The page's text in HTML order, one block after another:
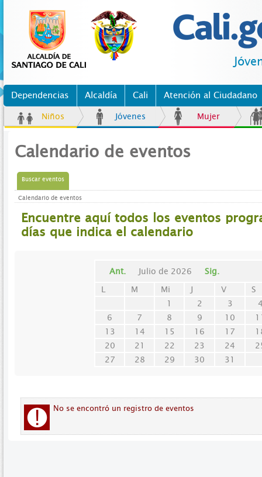
Dependencias Alcaldía Cali Atención al Ciudadano
Niños Jóvenes Mujer
Calendario de eventos
Buscar eventos
Calendario de eventos
Encuentre aquí todos los eventos
días que indica el calendario
Ant. Julio de 2026
Sig.
L
M Mi J V
S
1
2 3
6
7 8 9 10
13
14 15 16 17
20
21 22 23 24
27
28 29 30 31
No se encontró un registro de eventos